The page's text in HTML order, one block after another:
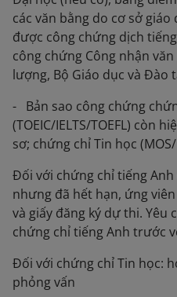
các văn bằng do cơ sở
được công chứng dịch
công chứng Công nhận
lượng, Bộ Giáo dục và Đào
- Bản sao công chứng
(TOEIC/IELTS/TOEFL) còn
sơ; chứng chỉ Tin học (MOS/
Đối với chứng chỉ tiếng
nhưng đã hết hạn, ứng
và giấy đăng ký dự thi. Yêu
chứng chỉ tiếng Anh trước
Đối với chứng chỉ Tin học:
phỏng vấn